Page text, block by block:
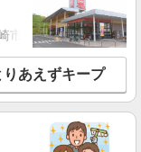
当含む）＋交通費全
給1,750円×8h×22日勤
以外にも多数派遣
詳細を見る
市・太田市・館林市
りあえずキープ